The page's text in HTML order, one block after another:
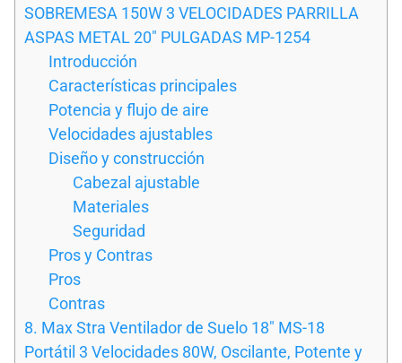
SOBREMESA 150W 3 VELOCIDADES PARRILLA
ASPAS METAL 20″ PULGADAS MP-1254
Introducción
Características principales
Potencia y flujo de aire
Velocidades ajustables
Diseño y construcción
Cabezal ajustable
Materiales
Seguridad
Pros y Contras
Pros
Contras
8. Max Stra Ventilador de Suelo 18″ MS-18
Portátil 3 Velocidades 80W, Oscilante, Potente y